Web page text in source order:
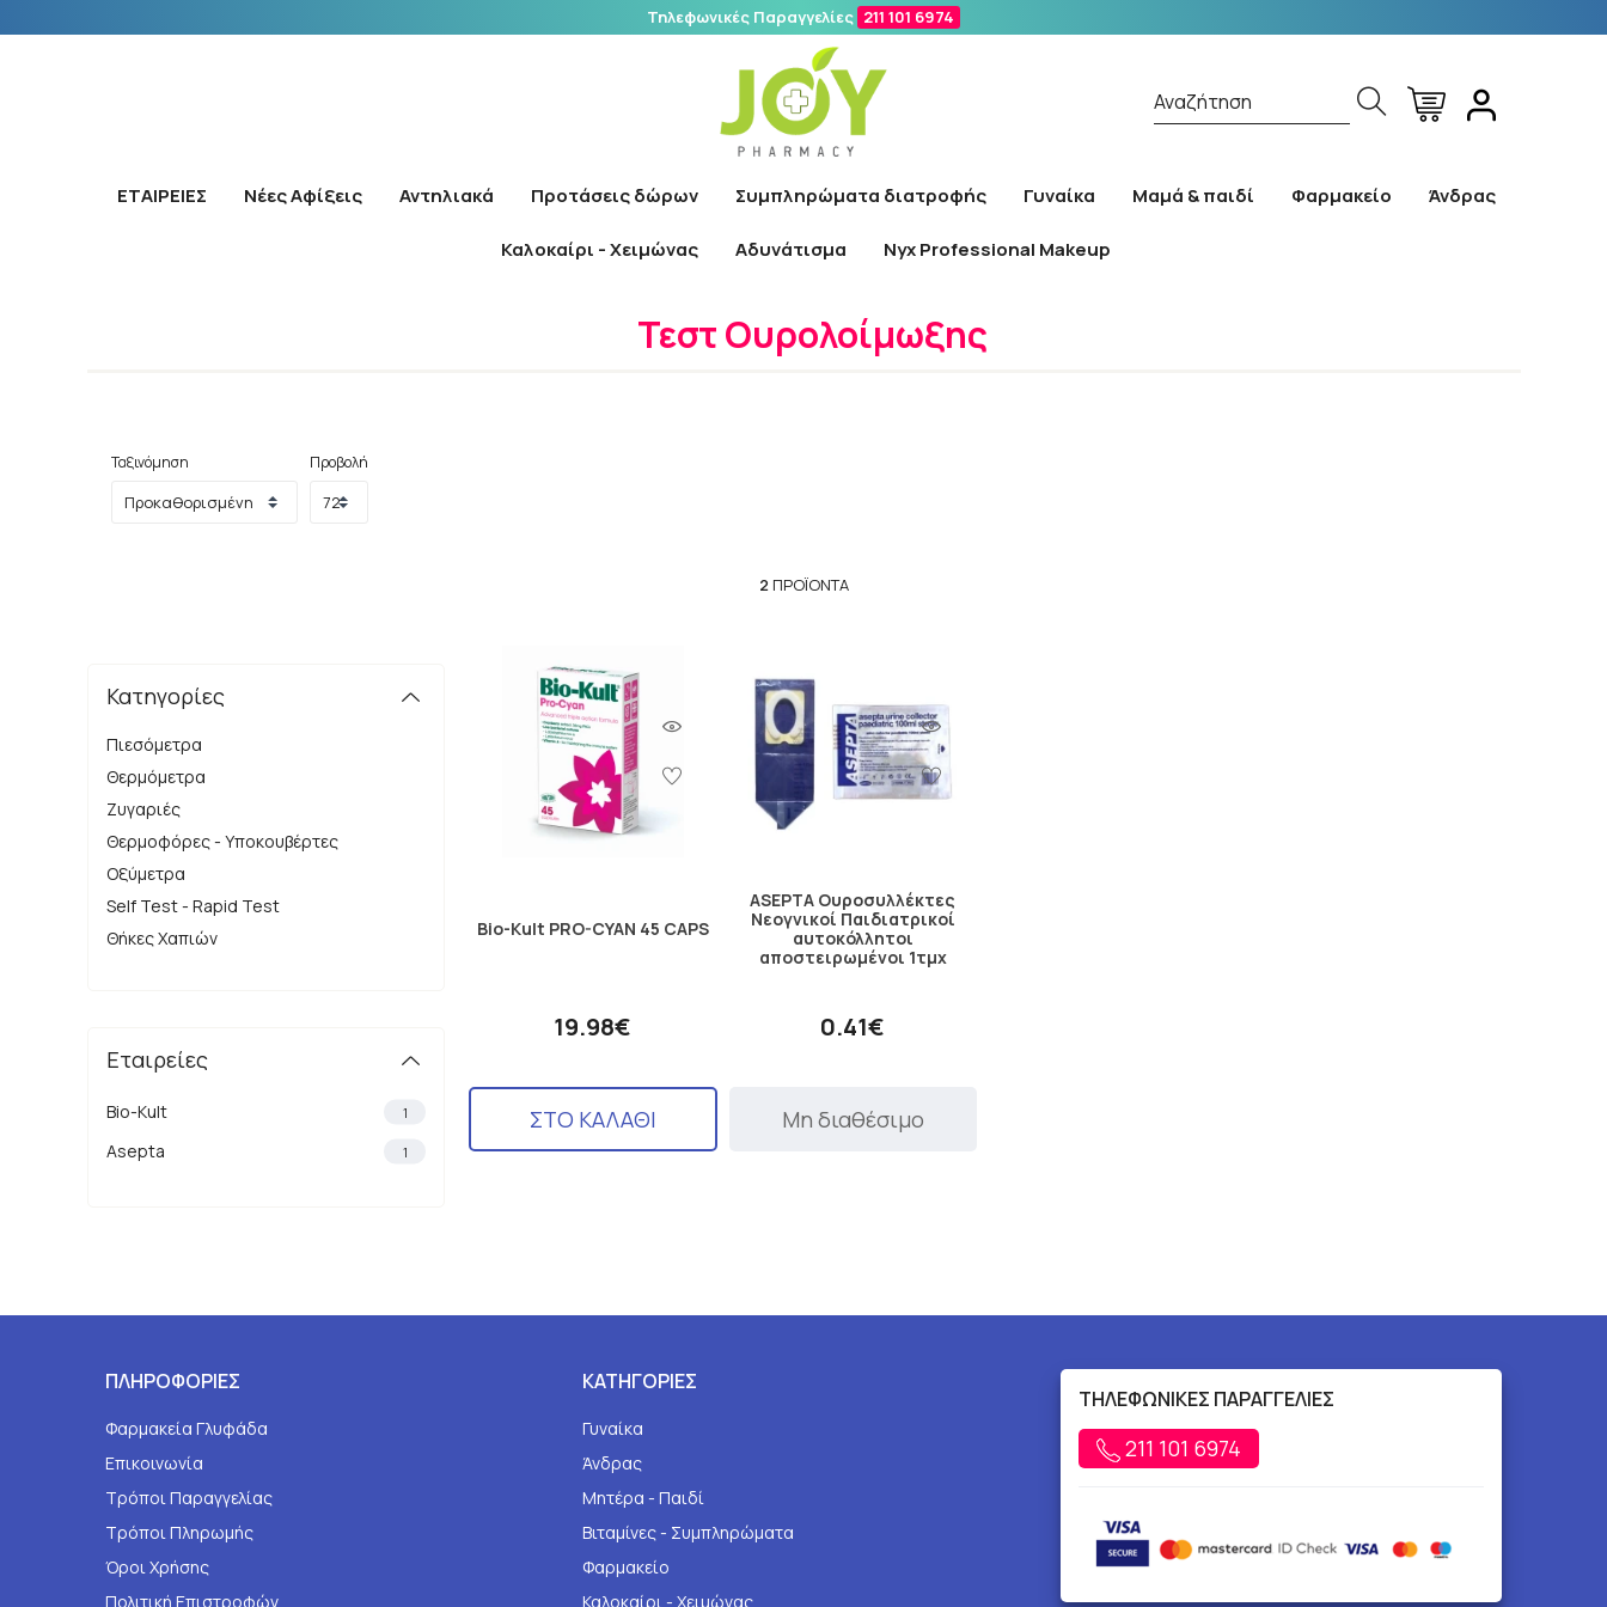
Τηλεφωνικές Παραγγελίες 211 101 6974
Αναζήτηση
ΕΤΑΙΡΕΙΕΣ Νέες Αφίξεις Αντηλιακά Προτάσεις δώρων Συμπληρώματα διατροφής Γυναίκα Μαμά & παιδί Φαρμακείο Άνδρας
Καλοκαίρι - Χειμώνας Αδυνάτισμα Nyx Professional Makeup
Αναζήτηση
Αρχική / Φαρμακείο Διαγνωστικές Συσκευές / Τεστ Ουρολοίμωξης
Τεστ Ουρολοίμωξης
Ταξινόμηση Προβολή
2ΠΡΟΪΌΝΤΑ
Κατηγορίες
Πιεσόμετρα
Θερμόμετρα
Ζυγαριές
Θερμοφόρες - Υποκουβέρτες
Οξύμετρα
Self Test - Rapid Test
Θήκες Χαπιών
Εταιρείες
Bio-Kult 1
Asepta 1
Bio-Kult PRO-CYAN 45 CAPS
19.98€
ΣΤΟ ΚΑΛΑΘΙ
ASEPTA Ουροσυλλέκτες
Νεογνικοί Παιδιατρικοί
αυτοκόλλητοι
αποστειρωμένοι 1τμχ
0.41€
Μη διαθέσιμο
ΠΛΗΡΟΦΟΡΙΕΣ
Φαρμακεία Γλυφάδα
Επικοινωνία
Τρόποι Παραγγελίας
Τρόποι Πληρωμής
Όροι Χρήσης
Πολιτική Επιστροφών
ΚΑΤΗΓΟΡΙΕΣ
Γυναίκα
Άνδρας
Μητέρα - Παιδί
Βιταμίνες - Συμπληρώματα
Φαρμακείο
Καλοκαίρι - Χειμώνας
ΤΗΛΕΦΩΝΙΚΕΣ ΠΑΡΑΓΓΕΛΙΕΣ
211 101 6974